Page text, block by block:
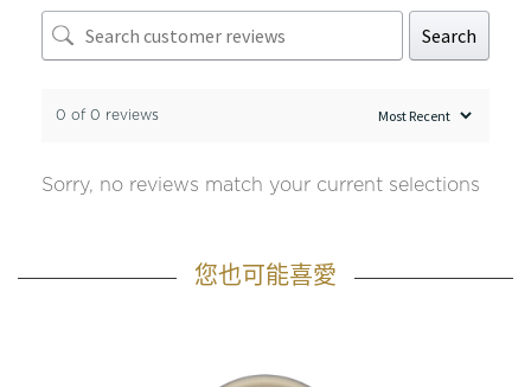
Search
0 of 0 reviews
Sorry, no reviews match your current selections
您也可能喜愛